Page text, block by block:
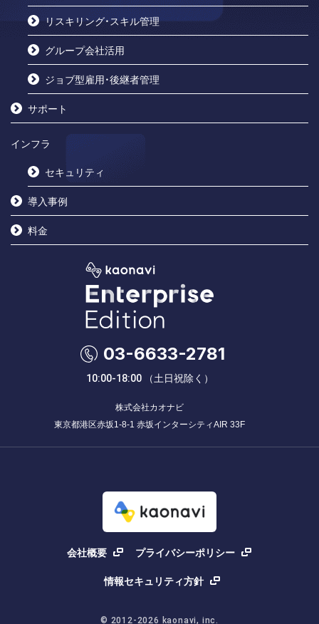
リスキリング・スキル管理
グループ会社活用
ジョブ型雇用・後継者管理
サポート
インフラ
セキュリティ
導入事例
料金
03-6633-2781
株式会社カオナビ
東京都港区赤坂1-8-1 赤坂インターシティAIR 33F
会社概要
プライバシーポリシー
情報セキュリティ方針
© 2012-2026 kaonavi, inc.